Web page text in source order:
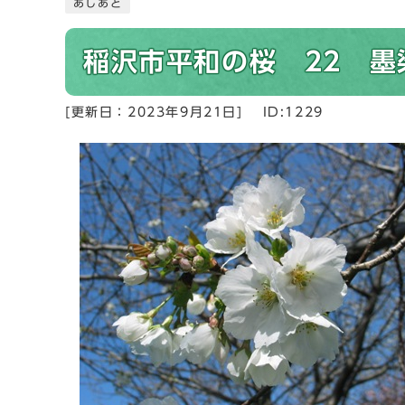
あしあと
稲沢市平和の桜 22 墨
[更新日： 2023年9月21日 ID:1229